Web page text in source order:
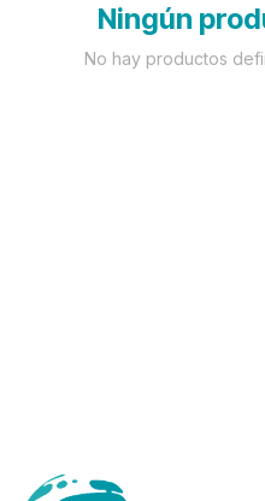
Ningún
No hay productos